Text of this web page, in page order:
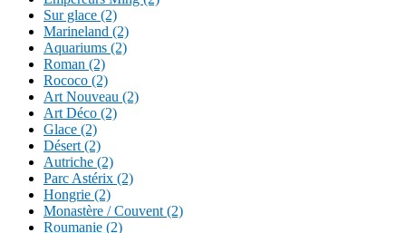
Sur glace (2)
Marineland (2)
Aquariums (2)
Roman (2)
Rococo (2)
Art Nouveau (2)
Art Déco (2)
Glace (2)
Désert (2)
Autriche (2)
Parc Astérix (2)
Hongrie (2)
Monastère / Couvent (2)
Roumanie (2)